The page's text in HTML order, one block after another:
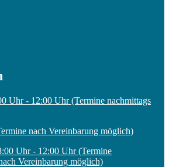
Uhr - 12:00 Uhr (Termine nachmittags
nach Vereinbarung möglich)
Uhr - 12:00 Uhr (Termine
Vereinbarung möglich)